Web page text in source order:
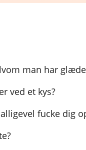
man har
ved et kys?
fucke dig